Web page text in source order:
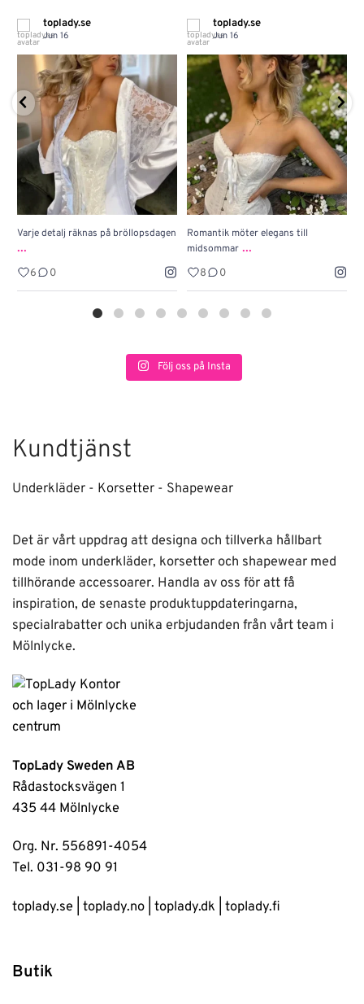
toplady.se
Jun 16
Varje detalj räknas på bröllopsdagen
...
6 0
toplady.se
Jun 16
Romantik möter elegans till
midsommar ...
8 0
Följ oss på Insta
Kundtjänst
Underkläder - Korsetter - Shapewear
Det är vårt uppdrag att designa och tillverka hållbart
mode inom underkläder, korsetter och shapewear med
tillhörande accessoarer. Handla av oss för att få
inspiration, de senaste produktuppdateringarna,
specialrabatter och unika erbjudanden från vårt team i
Mölnlycke.
TopLady Sweden AB
Rådastocksvägen 1
435 44 Mölnlycke
Org. Nr. 556891-4054
Tel. 031-98 90 91
toplady.se toplady.no toplady.dk toplady.fi
Butik